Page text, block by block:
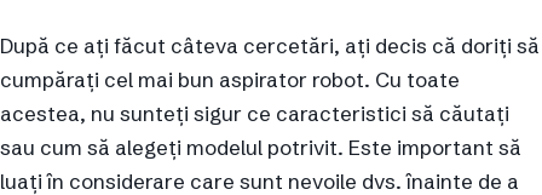
După ce ați făcut câteva cercetări, ați decis că doriți să
cumpărați cel mai bun aspirator robot. Cu toate
acestea, nu sunteți sigur ce caracteristici să căutați
sau cum să alegeți modelul potrivit. Este important să
luați în considerare care sunt nevoile dvs. înainte de a